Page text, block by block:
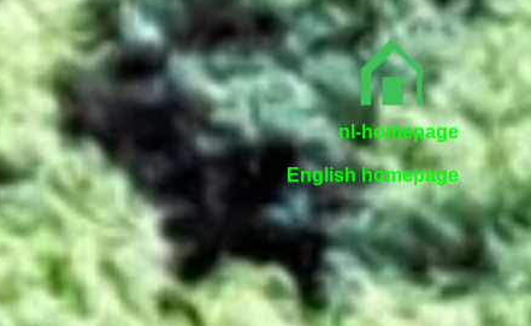
nl-homepage
English homepage